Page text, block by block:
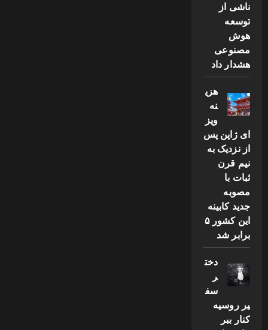
ناشی از
توسعه
هوش
مصنوعی
هشدار داد
هزی
نه
ویز
ای ژاپن پس
از نزدیک به
نیم قرن
ثبات با
مصوبه
جدید کابینه
این کشور ۵
برابر شد
دخت
ر
سف
یر روسیه
کنار ببر